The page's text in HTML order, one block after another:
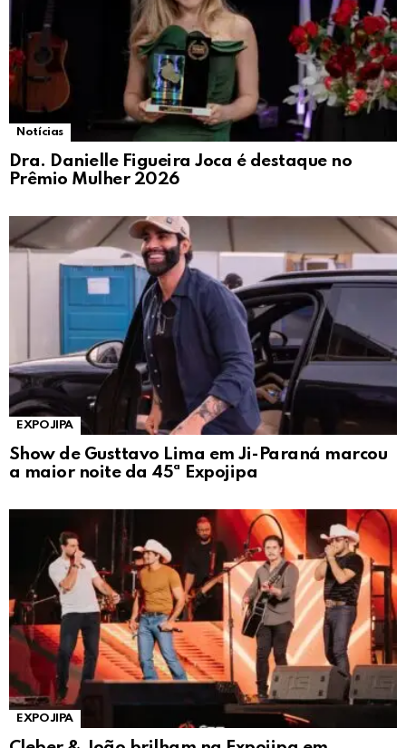
Notícias
Dra. Danielle Figueira Joca é destaque no
Prêmio Mulher 2026
EXPOJIPA
Show de Gusttavo Lima em Ji-Paraná marcou
a maior noite da 45ª Expojipa
EXPOJIPA